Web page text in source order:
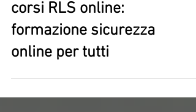
Esplora il costo dei
corsi RLS online:
formazione sicurezza
online per tutti